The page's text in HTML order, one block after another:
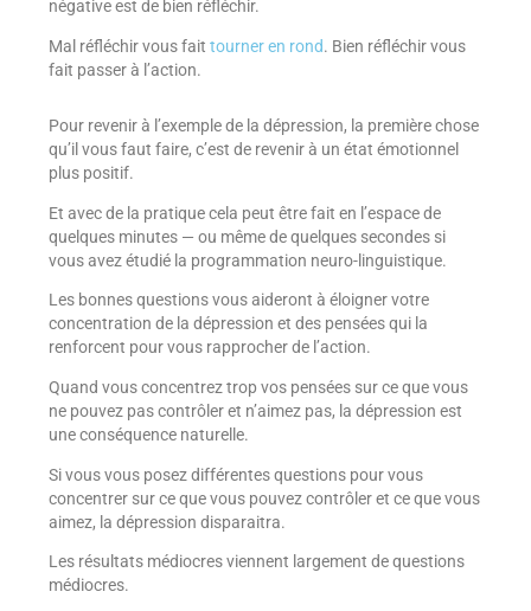
négative est de bien réfléchir.
Mal réfléchir vous fait tourner en rond. Bien réfléchir vous
fait passer à l’action.
Pour revenir à l’exemple de la dépression, la première chose
qu’il vous faut faire, c’est de revenir à un état émotionnel
plus positif.
Et avec de la pratique cela peut être fait en l’espace de
quelques minutes — ou même de quelques secondes si
vous avez étudié la programmation neuro-linguistique.
Les bonnes questions vous aideront à éloigner votre
concentration de la dépression et des pensées qui la
renforcent pour vous rapprocher de l’action.
Quand vous concentrez trop vos pensées sur ce que vous
ne pouvez pas contrôler et n’aimez pas, la dépression est
une conséquence naturelle.
Si vous vous posez différentes questions pour vous
concentrer sur ce que vous pouvez contrôler et ce que vous
aimez, la dépression disparaitra.
Les résultats médiocres viennent largement de questions
médiocres.